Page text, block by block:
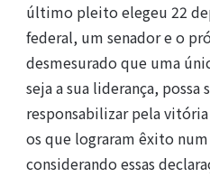
último pleito elegeu 22
federal, um senador e o
desmesurado que uma
seja a sua liderança,
responsabilizar pela
os que lograram êxito
considerando essas